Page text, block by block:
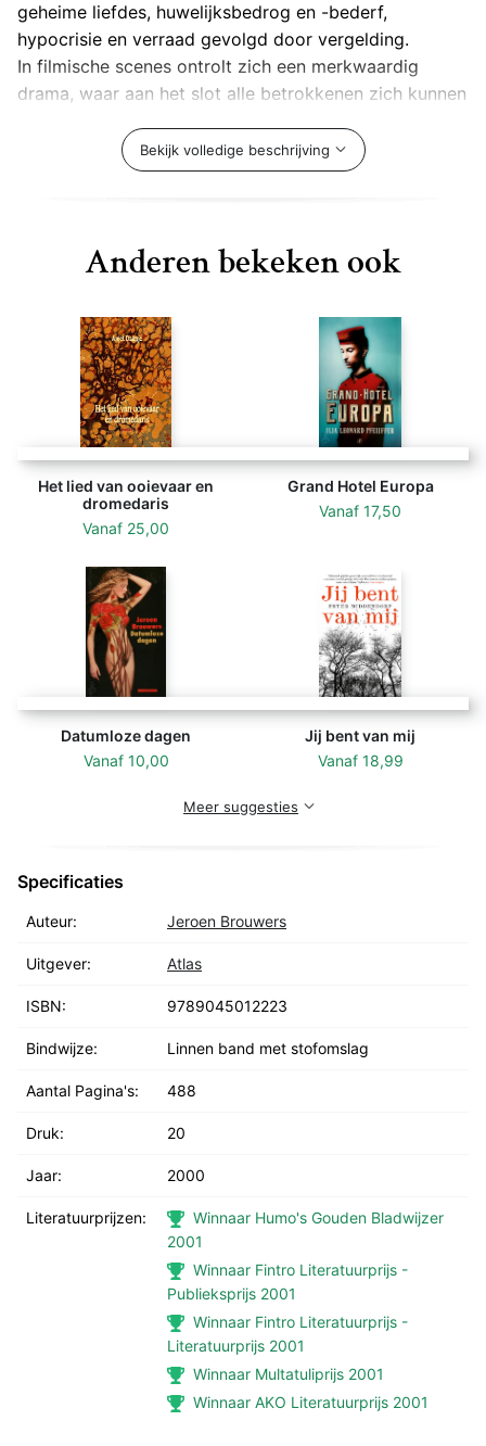
geheime liefdes, huwelijksbedrog en -bederf,
hypocrisie en verraad gevolgd door vergelding.
In filmische scenes ontrolt zich een merkwaardig
drama, waar aan het slot alle betrokkenen zich kunnen
die hiertoe geleid hebben? Is er in werkelijkheid wel
'iets' gebeurd?
Bekijk volledige beschrijving
Anderen bekeken ook
Het lied van ooievaar en
dromedaris
Vanaf 25,00
Grand Hotel Europa
Vanaf 17,50
Datumloze dagen
Vanaf 10,00
Jij bent van mij
Vanaf 18,99
Meer suggesties
Specificaties
Auteur: Jeroen Brouwers
Uitgever: Atlas
ISBN: 9789045012223
Bindwijze: Linnen band met stofomslag
Aantal Pagina's: 488
Druk: 20
Jaar: 2000
Literatuurprijzen:
Winnaar Humo's Gouden Bladwijzer
2001
Winnaar Fintro Literatuurprijs -
Publieksprijs 2001
Winnaar Fintro Literatuurprijs -
Literatuurprijs 2001
Winnaar Multatuliprijs 2001
Winnaar AKO Literatuurprijs 2001